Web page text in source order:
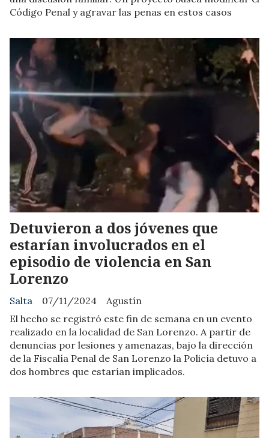
Código Penal y agravar las penas en estos casos
Detuvieron a dos jóvenes que
estarían involucrados en el
episodio de violencia en San
Lorenzo
Agustín
Salta
07/11/2024
El hecho se registró este fin de semana en un evento
realizado en la localidad de San Lorenzo. A partir de
denuncias por lesiones y amenazas, bajo la dirección
de la Fiscalía Penal de San Lorenzo la Policía detuvo a
dos hombres que estarían implicados.